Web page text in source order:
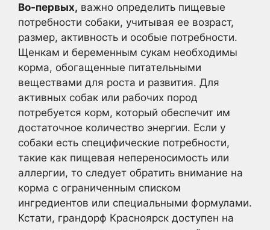
Во-первых, важно определить пищевые
потребности собаки, учитывая ее возраст,
размер, активность и особые потребности.
Щенкам и беременным сукам необходимы
корма, обогащенные питательными
веществами для роста и развития. Для
активных собак или рабочих пород
потребуется корм, который обеспечит им
достаточное количество энергии. Если у
собаки есть специфические потребности,
такие как пищевая непереносимость или
аллергии, то следует обратить внимание на
корма с ограниченным списком
ингредиентов или специальными формулами.
Кстати, грандорф Красноярск доступен на